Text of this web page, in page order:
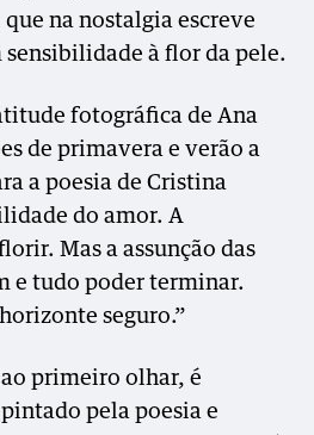
na nostalgia escreve
à flor da pele.
fotográfica de Ana
de primavera e verão a
a poesia de Cristina
do amor. A
Mas a assunção das
e tudo poder terminar.
seguro.”
primeiro olhar, é
pela poesia e